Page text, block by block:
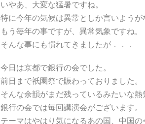
いやあ、大変な猛暑ですね。
特に今年の気候は異常としか言いようが
もう毎年の事ですが、異常気象ですね。
そんな事にも慣れてきましたが．．．
今日は京都で銀行の会でした。
前日まで祇園祭で賑わっておりました。
そんな余韻がまだ残っているみたいな熱
銀行の会では毎回講演会がございます。
テーマはやはり気になるあの国、中国の